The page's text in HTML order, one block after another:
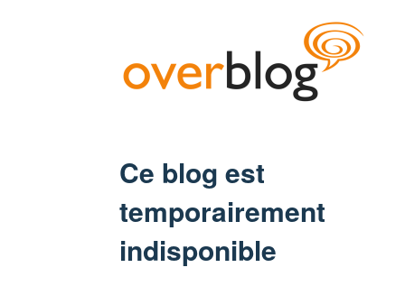
Ce blog est
temporairement
indisponible